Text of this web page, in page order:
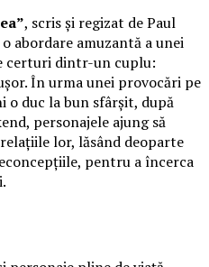
, scris și regizat de Paul
abordare amuzantă a unei
certuri dintr-un cuplu:
În urma unei provocări pe
duc la bun sfârșit, după
personajele ajung să
lor, lăsând deoparte
pentru a încerca